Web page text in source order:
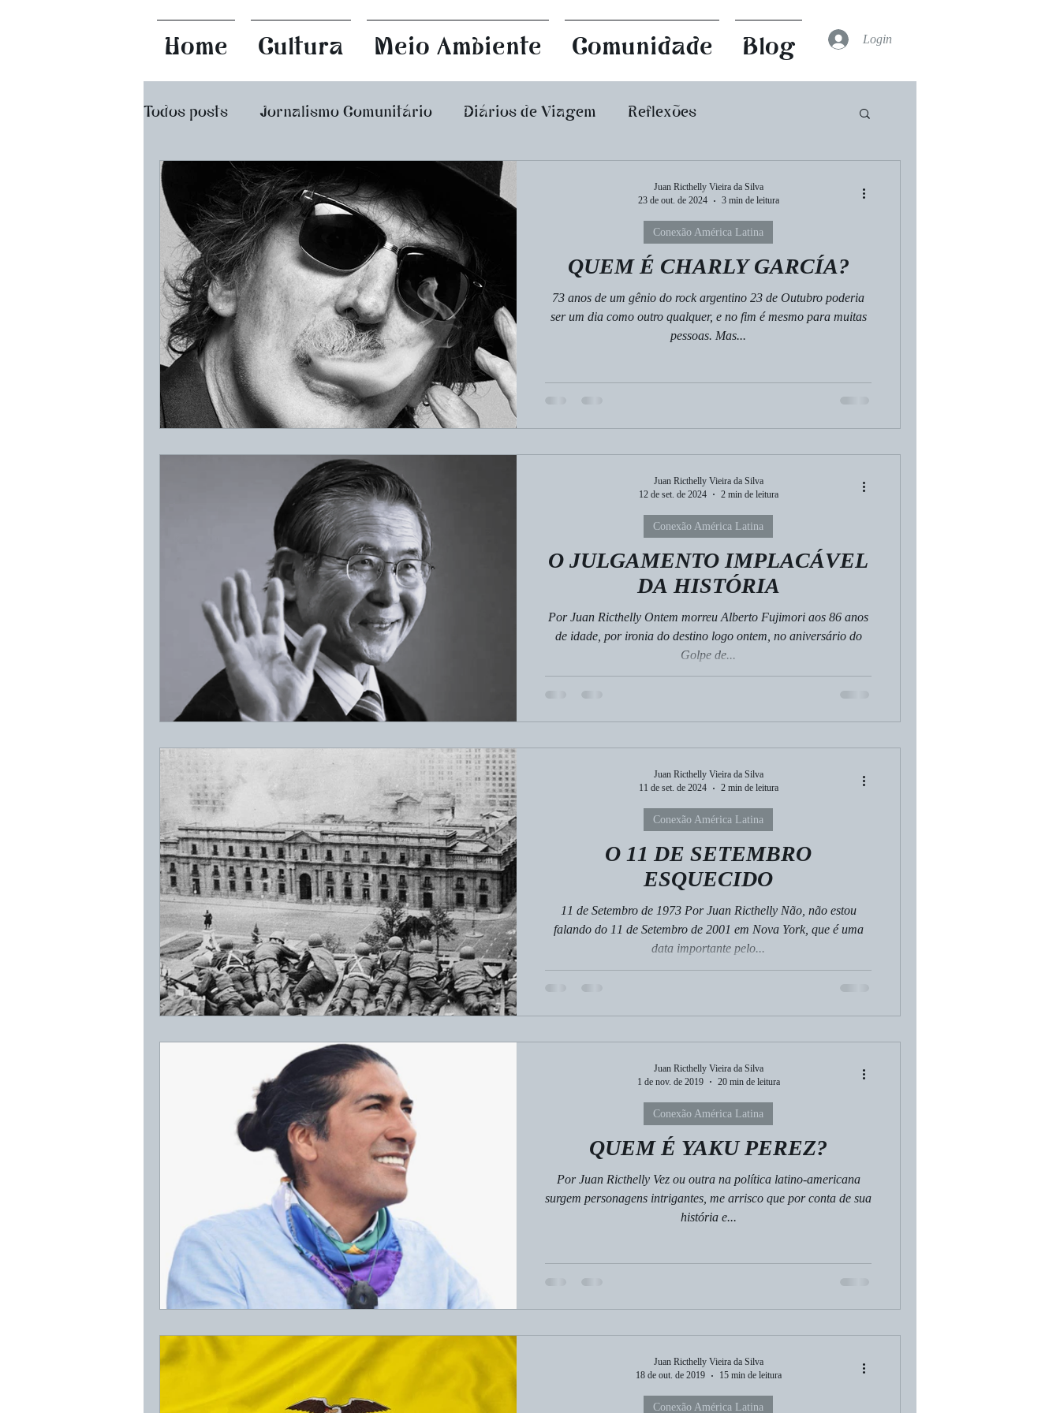
Home Cultura Meio Ambiente Comunidade Blog Login
Todos posts Jornalismo Comunitário Diários de Viagem Reflexões
Dicionário do Diabo Eventos e Atividades
Filmes e Séries Poemas e Crônicas Política Distrital
Guia Gamense do Bar Raiz
QUEM É CHARLY GARCÍA?
73 anos de um gênio do rock argentino 23 de Outubro poderia
ser um dia como outro qualquer, e no fim é mesmo para muitas
pessoas. Mas...
Conexão América Latina
Juan Ricthelly Vieira da Silva
23 de out. de 2024
3 min de leitura
O JULGAMENTO IMPLACÁVEL
DA HISTÓRIA
Por Juan Ricthelly Ontem morreu Alberto Fujimori aos 86 anos
de idade, por ironia do destino logo ontem, no aniversário do
Golpe de...
Conexão América Latina
Juan Ricthelly Vieira da Silva
12 de set. de 2024
2 min de leitura
O 11 DE SETEMBRO
ESQUECIDO
11 de Setembro de 1973 Por Juan Ricthelly Não, não estou
falando do 11 de Setembro de 2001 em Nova York, que é uma
data importante pelo...
Conexão América Latina
Juan Ricthelly Vieira da Silva
11 de set. de 2024
2 min de leitura
QUEM É YAKU PEREZ?
Por Juan Ricthelly Vez ou outra na política latino-americana
surgem personagens intrigantes, me arrisco que por conta de sua
história e...
Conexão América Latina
Juan Ricthelly Vieira da Silva
1 de nov. de 2019
20 min de leitura
Conexão América Latina
Juan Ricthelly Vieira da Silva
18 de out. de 2019
15 min de leitura